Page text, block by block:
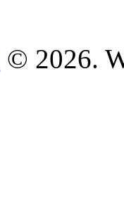
© 2026.